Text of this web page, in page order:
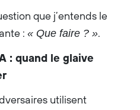
que j’entends le
: « Que faire ? ».
: quand le glaive
utilisent